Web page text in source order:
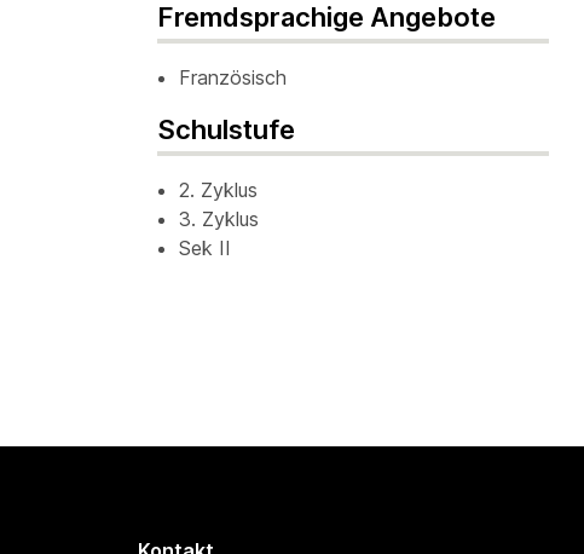
Fremdsprachige Angebote
Französisch
Schulstufe
2. Zyklus
3. Zyklus
Sek II